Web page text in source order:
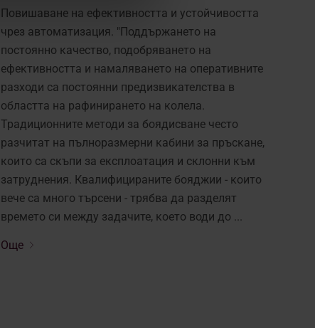
Повишаване на ефективността и устойчивостта
чрез автоматизация. "Поддържането на
постоянно качество, подобряването на
ефективността и намаляването на оперативните
разходи са постоянни предизвикателства в
областта на рафинирането на колела.
Традиционните методи за боядисване често
разчитат на пълноразмерни кабини за пръскане,
които са скъпи за експлоатация и склонни към
затруднения. Квалифицираните бояджии - които
вече са много търсени - трябва да разделят
времето си между задачите, което води до ...
Още